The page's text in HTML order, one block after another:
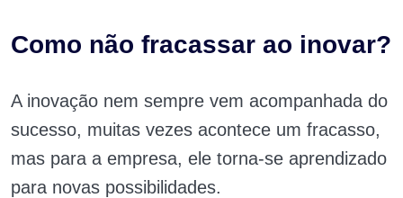
Como não fracassar ao inovar?
A inovação nem sempre vem acompanhada do
sucesso, muitas vezes acontece um fracasso,
mas para a empresa, ele torna-se aprendizado
para novas possibilidades.